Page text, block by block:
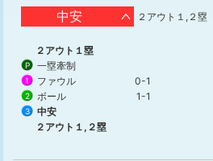
中安 ２アウト１,２塁
２アウト１塁
P 一塁牽制
1 ファウル 0-1
2 ボール 1-1
3
中安
２アウト１,２塁